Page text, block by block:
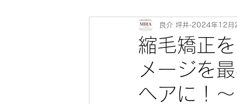
縮毛矯正
メージを
ヘアに！
良介 坪井 2024年12月